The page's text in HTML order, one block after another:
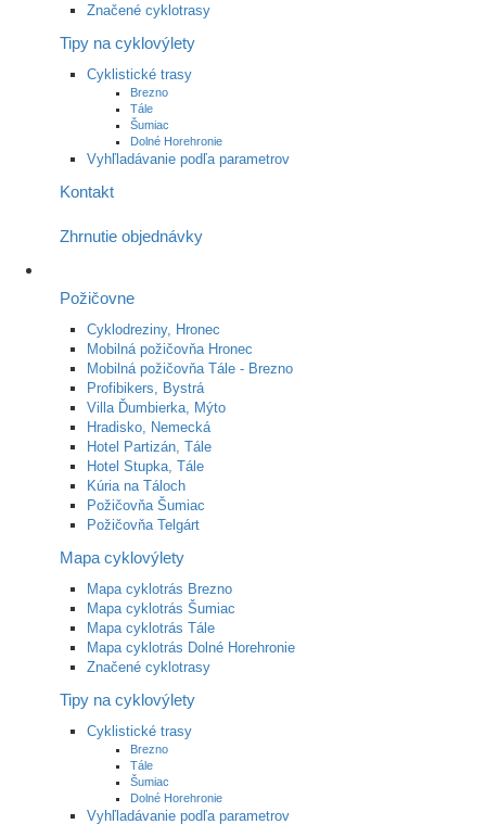
Značené cyklotrasy
Tipy na cyklovýlety
Cyklistické trasy
Brezno
Tále
Šumiac
Dolné Horehronie
Vyhľladávanie podľa parametrov
Kontakt
Zhrnutie objednávky
Požičovne
Cyklodreziny, Hronec
Mobilná požičovňa Hronec
Mobilná požičovňa Tále - Brezno
Profibikers, Bystrá
Villa Ďumbierka, Mýto
Hradisko, Nemecká
Hotel Partizán, Tále
Hotel Stupka, Tále
Kúria na Táloch
Požičovňa Šumiac
Požičovňa Telgárt
Mapa cyklovýlety
Mapa cyklotrás Brezno
Mapa cyklotrás Šumiac
Mapa cyklotrás Tále
Mapa cyklotrás Dolné Horehronie
Značené cyklotrasy
Tipy na cyklovýlety
Cyklistické trasy
Brezno
Tále
Šumiac
Dolné Horehronie
Vyhľladávanie podľa parametrov